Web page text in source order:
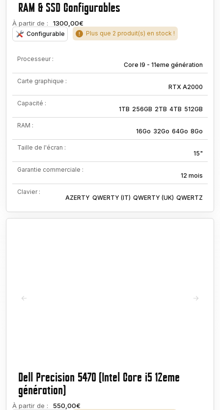
RAM & SSD Configurables
À partir de : 1300,00€
Configurable Plus que 2 produit(s) en stock !
Processeur :
Core I9 - 11eme génération
Carte graphique :
RTX A2000
Capacité :
1TB 256GB 2TB 4TB 512GB
RAM :
16Go 32Go 64Go 8Go
Taille de l'écran :
15"
Garantie commerciale :
12 mois
Clavier :
AZERTY QWERTY (IT) QWERTY (UK) QWERTZ
Dell Precision 5470 (Intel Core i5 12eme
génération)
À partir de : 550,00€